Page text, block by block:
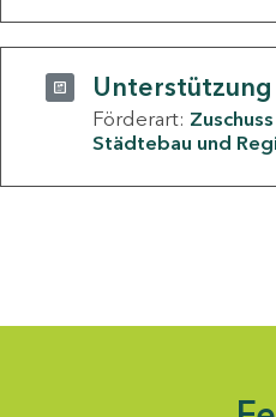
Förderart: Zuschuss
Städtebau und